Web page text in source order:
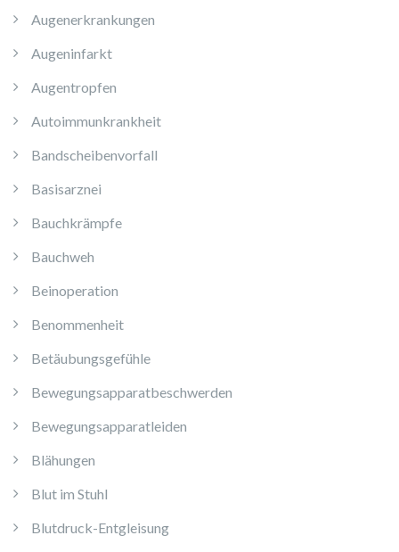
Augenerkrankungen
Augeninfarkt
Augentropfen
Autoimmunkrankheit
Bandscheibenvorfall
Basisarznei
Bauchkrämpfe
Bauchweh
Beinoperation
Benommenheit
Betäubungsgefühle
Bewegungsapparatbeschwerden
Bewegungsapparatleiden
Blähungen
Blut im Stuhl
Blutdruck-Entgleisung